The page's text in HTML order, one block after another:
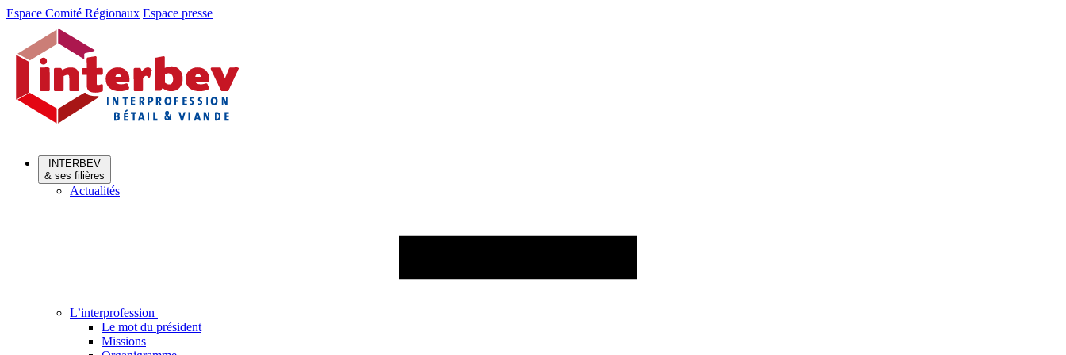
Aller
Aller
contenu
Espace Comité Régionaux Espace presse
INTERBEV
& ses filières
Actualités
L’interprofession
Le mot du président
Missions